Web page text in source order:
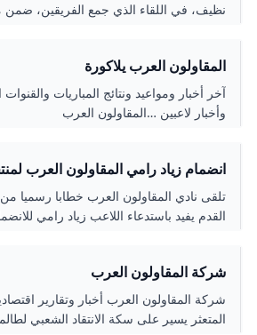
نظيف، في اللقاء الذي جمع الفريقين، ضمن
المقاولون العرب يلاكورة
آخر أخبار ومواعيد ونتائج المباريات
وأخبار لاعبين …المقاولون العرب
انضمام زياد رامي المقاولون العرب
مواليد 2009 الرياضة بوابة الدولة
تلقى نادي المقاولون العرب خطابا رسميا
القدم يفيد باستدعاء اللاعب زياد رامي
شركة المقاولون العرب
شركة المقاولون العرب أخبار وتقارير
المتعثر يسير على سكة الانتقاد الشعبي